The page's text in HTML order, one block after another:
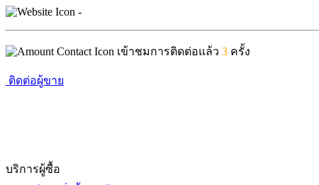
-
เข้าชมการติดต่อแล้ว 3 ครั้ง
ติดต่อผู้ขาย
บริการผู้ซื้อ